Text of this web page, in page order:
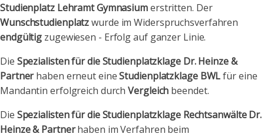
Studienplatz Lehramt Gymnasiumerstritten. Der
Wunschstudienplatzwurde im Widerspruchsverfahren
endgültig zugewiesen - Erfolg auf ganzer Linie.
Die Spezialisten für die Studienplatzklage Dr. Heinze &
Partnerhaben erneut eineStudienplatzklage BWLfür eine
Mandantin erfolgreich durchVergleich beendet.
Die Spezialisten für die Studienplatzklage Rechtsanwälte Dr.
Heinze & Partnerhaben im Verfahren beim